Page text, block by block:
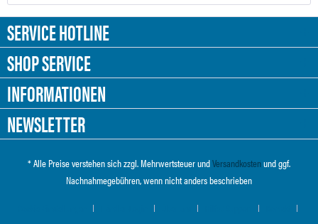
SERVICE HOTLINE
SHOP SERVICE
INFORMATIONEN
NEWSLETTER
* Alle Preise verstehen sich zzgl. Mehrwertsteuer undVersandkostenund ggf.
Nachnahmegebühren, wenn nicht anders beschrieben